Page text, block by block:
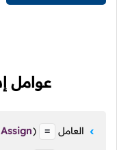
عوامل
العامل =
(